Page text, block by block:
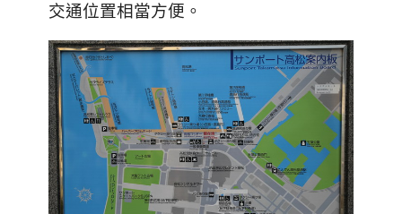
交通位置相當方便。